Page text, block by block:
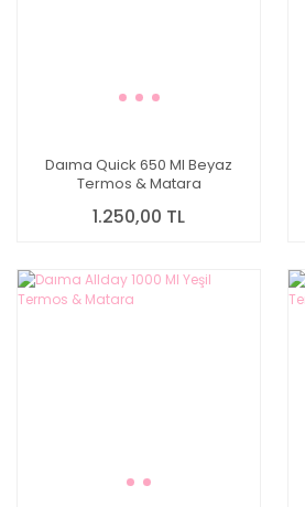
Daıma Quick 650 Ml Beyaz
Termos & Matara
1.250,00 TL